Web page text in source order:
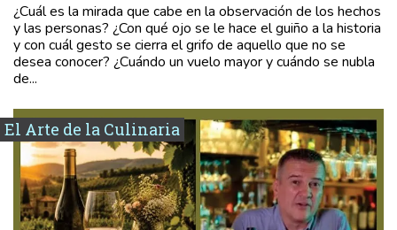
¿Cuál es la mirada que cabe en la observación de los hechos
y las personas? ¿Con qué ojo se le hace el guiño a la historia
y con cuál gesto se cierra el grifo de aquello que no se
desea conocer? ¿Cuándo un vuelo mayor y cuándo se nubla
de...
El Arte de la Culinaria